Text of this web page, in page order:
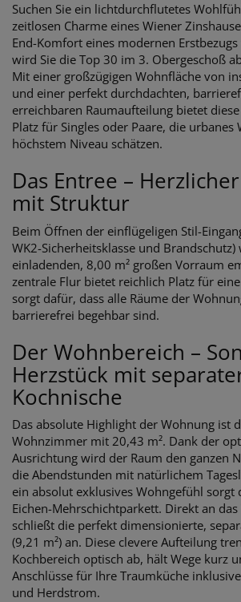
Suchen Sie ein lichtdurchflutetes
zeitlosen Charme eines Wiener
End-Komfort eines modernen
wird Sie die Top 30 im 3. Obergeschoß
Mit einer großzügigen Wohnfläche von
und einer perfekt durchdachten,
erreichbaren Raumaufteilung bietet
Platz für Singles oder Paare, die urbanes
höchstem Niveau schätzen.
Das Entree –
mit Struktur
Beim Öffnen der einflügeligen Stil-
WK2-Sicherheitsklasse und Brandschutz)
einladenden, 8,00 m² großen Vorraum
zentrale Flur bietet reichlich Platz für
sorgt dafür, dass alle Räume der
barrierefrei begehbar sind.
Der Wohnbereich –
Herzstück mit
Kochnische
Das absolute Highlight der Wohnung ist
Wohnzimmer mit 20,43 m². Dank der
Ausrichtung wird der Raum den ganzen
die Abendstunden mit natürlichem
ein absolut exklusives Wohngefühl sorgt
Eichen-Mehrschichtparkett. Direkt an
schließt die perfekt dimensionierte,
(9,21 m²) an. Diese clevere Aufteilung
Kochbereich optisch ab, hält Wege kurz
Anschlüsse für Ihre Traumküche
und Herdstrom.